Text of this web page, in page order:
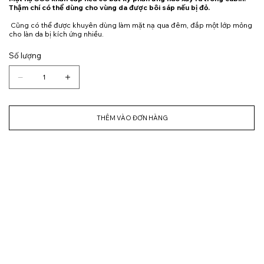
Thậm chí có thể dùng cho vùng da được bôi sáp nếu bị đỏ.
Cũng có thể được khuyên dùng làm mặt nạ qua đêm, đắp một lớp mỏng
cho làn da bị kích ứng nhiều.
Số lượng
THÊM VÀO ĐƠN HÀNG